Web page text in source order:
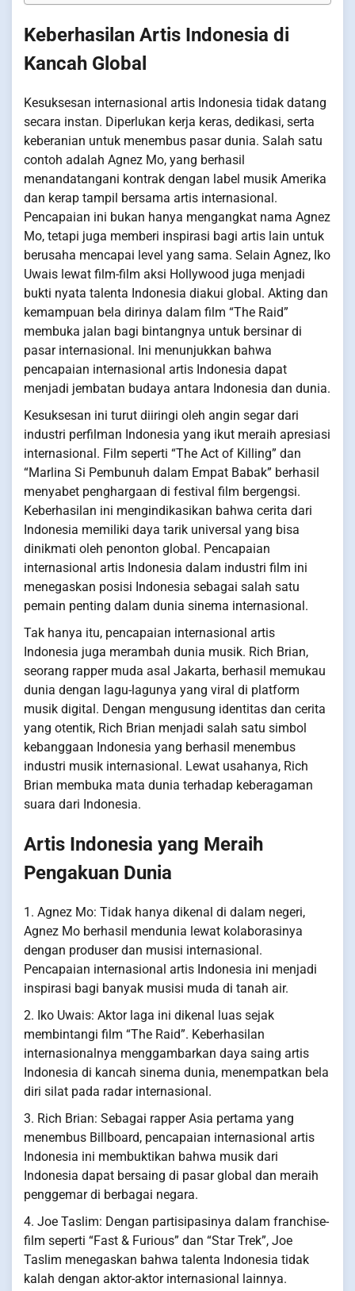
Keberhasilan Artis Indonesia di
Kancah Global
Kesuksesan internasional artis Indonesia tidak datang
secara instan. Diperlukan kerja keras, dedikasi, serta
keberanian untuk menembus pasar dunia. Salah satu
contoh adalah Agnez Mo, yang berhasil
menandatangani kontrak dengan label musik Amerika
dan kerap tampil bersama artis internasional.
Pencapaian ini bukan hanya mengangkat nama Agnez
Mo, tetapi juga memberi inspirasi bagi artis lain untuk
berusaha mencapai level yang sama. Selain Agnez, Iko
Uwais lewat film-film aksi Hollywood juga menjadi
bukti nyata talenta Indonesia diakui global. Akting dan
kemampuan bela dirinya dalam film “The Raid”
membuka jalan bagi bintangnya untuk bersinar di
pasar internasional. Ini menunjukkan bahwa
pencapaian internasional artis Indonesia dapat
menjadi jembatan budaya antara Indonesia dan dunia.
Kesuksesan ini turut diiringi oleh angin segar dari
industri perfilman Indonesia yang ikut meraih apresiasi
internasional. Film seperti “The Act of Killing” dan
“Marlina Si Pembunuh dalam Empat Babak” berhasil
menyabet penghargaan di festival film bergengsi.
Keberhasilan ini mengindikasikan bahwa cerita dari
Indonesia memiliki daya tarik universal yang bisa
dinikmati oleh penonton global. Pencapaian
internasional artis Indonesia dalam industri film ini
menegaskan posisi Indonesia sebagai salah satu
pemain penting dalam dunia sinema internasional.
Tak hanya itu, pencapaian internasional artis
Indonesia juga merambah dunia musik. Rich Brian,
seorang rapper muda asal Jakarta, berhasil memukau
dunia dengan lagu-lagunya yang viral di platform
musik digital. Dengan mengusung identitas dan cerita
yang otentik, Rich Brian menjadi salah satu simbol
kebanggaan Indonesia yang berhasil menembus
industri musik internasional. Lewat usahanya, Rich
Brian membuka mata dunia terhadap keberagaman
suara dari Indonesia.
Artis Indonesia yang Meraih
Pengakuan Dunia
1. Agnez Mo: Tidak hanya dikenal di dalam negeri,
Agnez Mo berhasil mendunia lewat kolaborasinya
dengan produser dan musisi internasional.
Pencapaian internasional artis Indonesia ini menjadi
inspirasi bagi banyak musisi muda di tanah air.
2. Iko Uwais: Aktor laga ini dikenal luas sejak
membintangi film “The Raid”. Keberhasilan
internasionalnya menggambarkan daya saing artis
Indonesia di kancah sinema dunia, menempatkan bela
diri silat pada radar internasional.
3. Rich Brian: Sebagai rapper Asia pertama yang
menembus Billboard, pencapaian internasional artis
Indonesia ini membuktikan bahwa musik dari
Indonesia dapat bersaing di pasar global dan meraih
penggemar di berbagai negara.
4. Joe Taslim: Dengan partisipasinya dalam franchise-
film seperti “Fast & Furious” dan “Star Trek”, Joe
Taslim menegaskan bahwa talenta Indonesia tidak
kalah dengan aktor-aktor internasional lainnya.